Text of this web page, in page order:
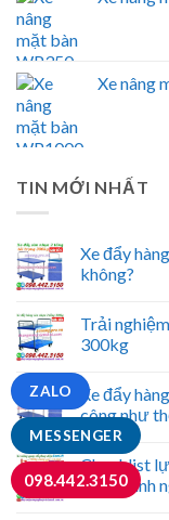
Xe nâng
TIN MỚI NHẤT
Xe đẩy
không?
Trải
300kg
Xe đẩy
công như
Checklist
cho doanh
MESSENGER
ZALO
098.442.3150